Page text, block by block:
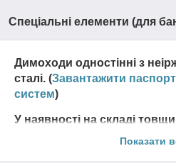
Спеціальні елементи (для
Димоходи одностінні з
сталі. (Завантажити
систем)
У наявності на складі
Виберіть діаметр димоходу:
Показати